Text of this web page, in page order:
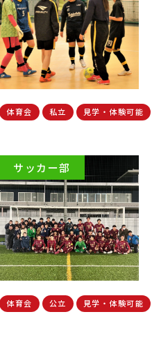
体育会 私立 見学・体験可能
サッカー部
体育会 公立 見学・体験可能